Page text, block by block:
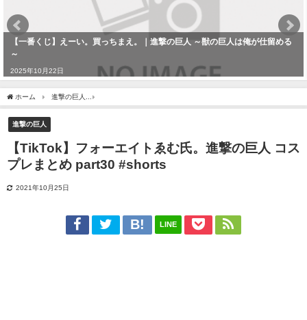
【一番くじ】えーい。買っちまえ。｜進撃の巨人 ～獣の巨人は俺が仕留める
～
2025年10月22日
ホーム 進撃の巨人
進撃の巨人
【TikTok】フォーエイトゑむ氏。進撃の巨人 コス
プレまとめ part30 #shorts
2021年10月25日
LINE